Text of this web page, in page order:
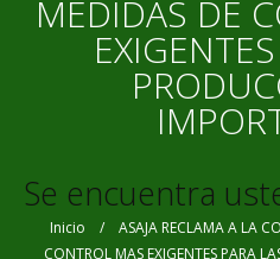
MEDIDAS DE
Se encuentra
Inicio / ASAJA RECLAMA A LA
CONTROL MAS EXIGENTES PARA